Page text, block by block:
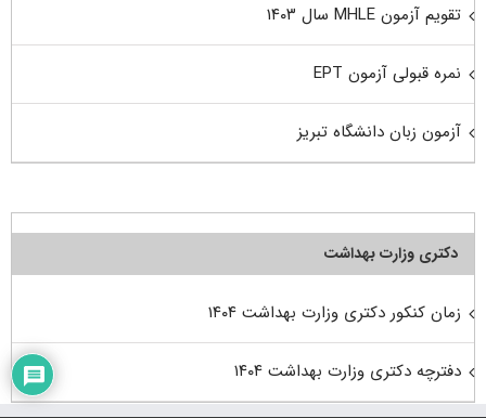
تقویم آزمون MHLE سال ۱۴۰۳
نمره قبولی آزمون EPT
آزمون زبان دانشگاه تبریز
دکتری وزارت بهداشت
زمان کنکور دکتری وزارت بهداشت ۱۴۰۴
دفترچه دکتری وزارت بهداشت ۱۴۰۴